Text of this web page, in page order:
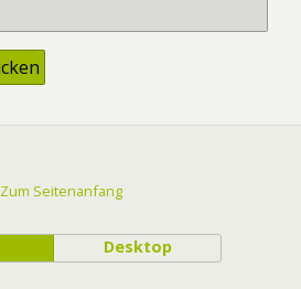
Zum Seitenanfang
Desktop